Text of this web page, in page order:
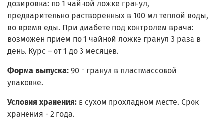
дозировка: по 1 чайной ложке гранул,
предварительно растворенных в 100 мл теплой воды,
во время еды. При диабете под контролем врача:
возможен прием по 1 чайной ложке гранул 3 раза в
день. Курс – от 1 до 3 месяцев.
Форма выпуска: 90 г гранул в пластмассовой
упаковке.
Условия хранения: в сухом прохладном месте. Срок
хранения - 2 года.